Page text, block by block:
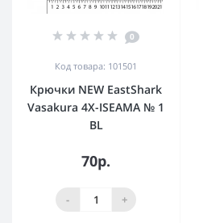
0
Код товара: 101501
Крючки NEW EastShark
Vasakura 4X-ISEAMA № 1
BL
70р.
- +